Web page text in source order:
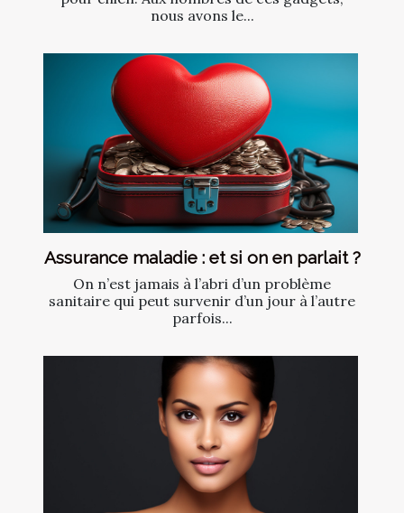
nous avons le...
Assurance maladie : et si on en parlait ?
On n’est jamais à l’abri d’un problème
sanitaire qui peut survenir d’un jour à l’autre
parfois...